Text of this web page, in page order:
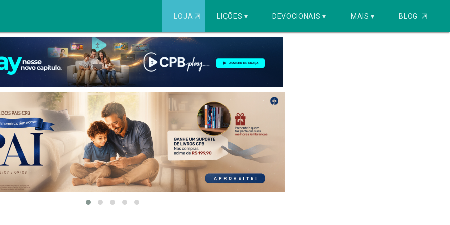
LOJA ⇱ LIÇÕES ▾ DEVOCIONAIS ▾ MAIS ▾ BLOG ⇱